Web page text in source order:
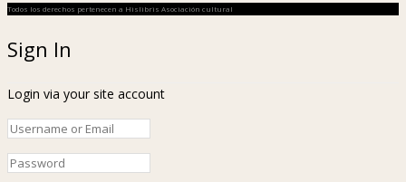
Todos los derechos pertenecen a Hislibris Asociación cultural
Sign In
Login via your site account